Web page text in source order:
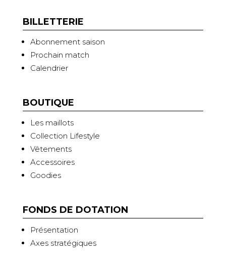
BILLETTERIE
Abonnement saison
Prochain match
Calendrier
BOUTIQUE
Les maillots
Collection Lifestyle
Vêtements
Accessoires
Goodies
FONDS DE DOTATION
Présentation
Axes stratégiques